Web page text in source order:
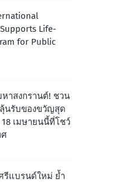
Life-
for Public
าสงกรานต์! ชวน
นรับของขวัญสุด
เมษายนนี้ที่โชว์
ศ
รีแบรนด์ใหม่ ย้ำ